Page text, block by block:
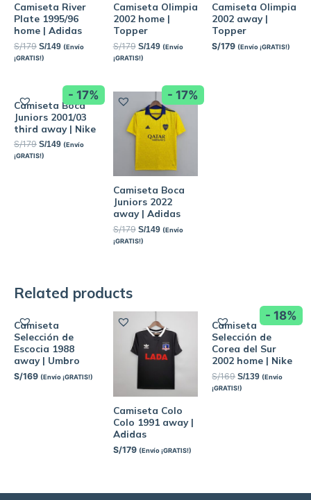
Camiseta River
Plate 1995/96
home | Adidas
S/179 S/149 (Envío
¡GRATIS!)
Camiseta Olimpia
2002 home |
Topper
S/179 S/149 (Envío
¡GRATIS!)
Camiseta Olimpia
2002 away |
Topper
S/179 (Envío ¡GRATIS!)
- 17%
Camiseta Boca
Juniors 2001/03
third away | Nike
S/179 S/149 (Envío
¡GRATIS!)
- 17%
Camiseta Boca
Juniors 2022
away | Adidas
S/179 S/149 (Envío
¡GRATIS!)
Related products
Camiseta
Selección de
Escocia 1988
away | Umbro
S/169 (Envío ¡GRATIS!)
Camiseta Colo
Colo 1991 away |
Adidas
S/179 (Envío ¡GRATIS!)
- 18%
Camiseta
Selección de
Corea del Sur
2002 home | Nike
S/169 S/139 (Envío
¡GRATIS!)